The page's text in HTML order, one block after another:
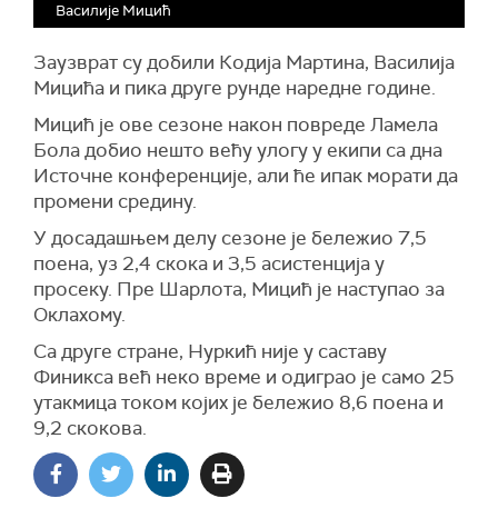
Василије Мицић
Заузврат су добили Кодија Мартина, Василија
Мицића и пика друге рунде наредне године.
Мицић је ове сезоне након повреде Ламела
Бола добио нешто већу улогу у екипи са дна
Источне конференције, али ће ипак морати да
промени средину.
У досадашњем делу сезоне је бележио 7,5
поена, уз 2,4 скока и 3,5 асистенција у
просеку. Пре Шарлота, Мицић је наступао за
Оклахому.
Са друге стране, Нуркић није у саставу
Финикса већ неко време и одиграо је само 25
утакмица током којих је бележио 8,6 поена и
9,2 скокова.